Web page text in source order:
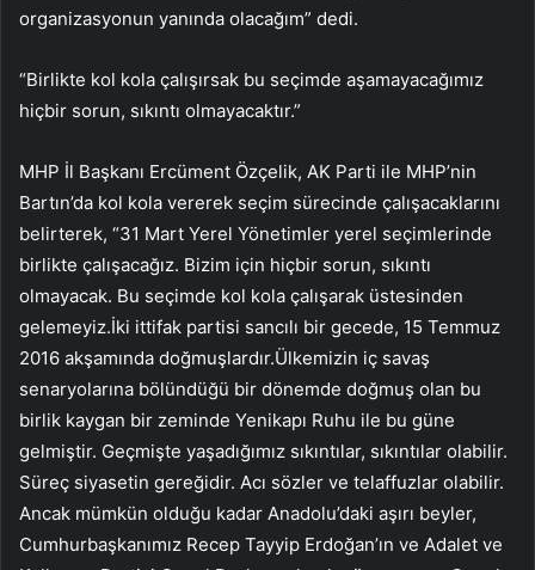
organizasyonun yanında olacağım” dedi.
“Birlikte kol kola çalışırsak bu seçimde aşamayacağımız
hiçbir sorun, sıkıntı olmayacaktır.”
MHP İl Başkanı Ercüment Özçelik, AK Parti ile MHP’nin
Bartın’da kol kola vererek seçim sürecinde çalışacaklarını
belirterek, “31 Mart Yerel Yönetimler yerel seçimlerinde
birlikte çalışacağız. Bizim için hiçbir sorun, sıkıntı
olmayacak. Bu seçimde kol kola çalışarak üstesinden
gelemeyiz.İki ittifak partisi sancılı bir gecede, 15 Temmuz
2016 akşamında doğmuşlardır.Ülkemizin iç savaş
senaryolarına bölündüğü bir dönemde doğmuş olan bu
birlik kaygan bir zeminde Yenikapı Ruhu ile bu güne
gelmiştir. Geçmişte yaşadığımız sıkıntılar, sıkıntılar olabilir.
Süreç siyasetin gereğidir. Acı sözler ve telaffuzlar olabilir.
Ancak mümkün olduğu kadar Anadolu’daki aşırı beyler,
Cumhurbaşkanımız Recep Tayyip Erdoğan’ın ve Adalet ve